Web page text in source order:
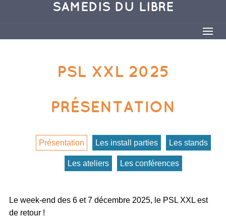
SAMEDIS DU LIBRE
PSL XXL 2025
PRÉSENTATION
Présentation Les install parties Les stands
Les ateliers Les conférences
Le week-end des 6 et 7 décembre 2025, le PSL XXL est
de retour !